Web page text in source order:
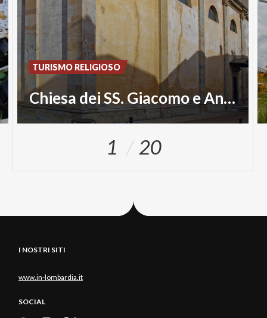
Chiesa dei SS. Giacomo e Andrea
TURISMO RELIGIOSO
1 20
I NOSTRI SITI
www.in-lombardia.it
SOCIAL